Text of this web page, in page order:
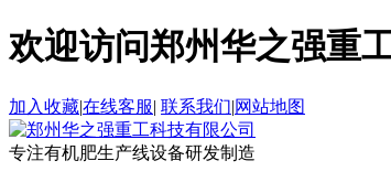
欢迎访问郑州华之强重
加入收藏|在线客服| 联系我们|网站地图
专注有机肥生产线设备研发制造